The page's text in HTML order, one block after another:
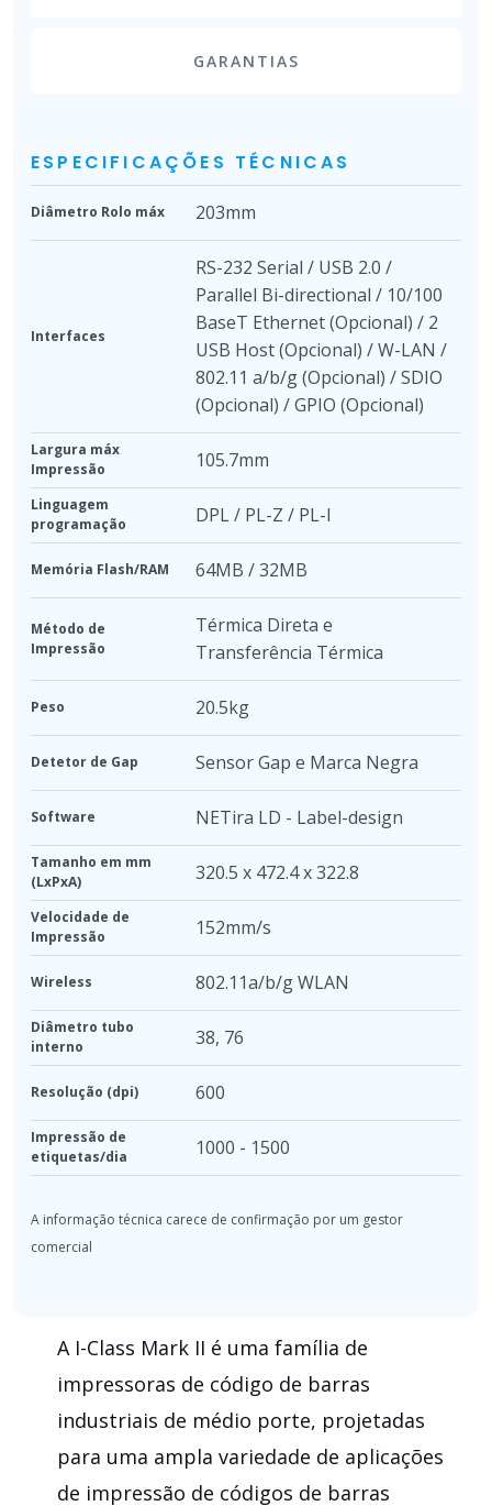
GARANTIAS
ESPECIFICAÇÕES TÉCNICAS
Diâmetro Rolo máx 203mm
Interfaces
RS-232 Serial / USB 2.0 /
Parallel Bi-directional / 10/100
BaseT Ethernet (Opcional) / 2
USB Host (Opcional) / W-LAN /
802.11 a/b/g (Opcional) / SDIO
(Opcional) / GPIO (Opcional)
Largura máx
Impressão
105.7mm
Linguagem
programação
DPL / PL-Z / PL-I
Memória Flash/RAM 64MB / 32MB
Método de
Impressão
Térmica Direta e
Transferência Térmica
Peso 20.5kg
Detetor de Gap Sensor Gap e Marca Negra
Software NETira LD - Label-design
Tamanho em mm
(LxPxA)
320.5 x 472.4 x 322.8
Velocidade de
Impressão
152mm/s
Wireless 802.11a/b/g WLAN
Diâmetro tubo
interno
38, 76
Resolução (dpi) 600
Impressão de
etiquetas/dia
1000 - 1500
A I-Class Mark II é uma família de
impressoras de código de barras
industriais de médio porte, projetadas
para uma ampla variedade de aplicações
de impressão de códigos de barras